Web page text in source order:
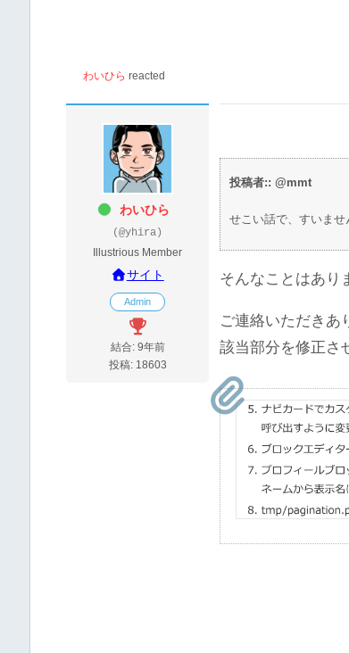
わいひら reacted
わいひら
(@yhira)
Illustrious Member
サイト
Admin
結合: 9年前
投稿: 18603
投稿者:: @mmt
せこい話で、すいませ
そんなことはあり
ご連絡いただきあ
該当部分を修正さ